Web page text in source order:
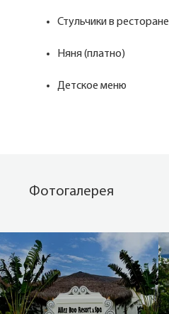
Стульчики в ресторане
Няня (платно)
Детское меню
Фотогалерея